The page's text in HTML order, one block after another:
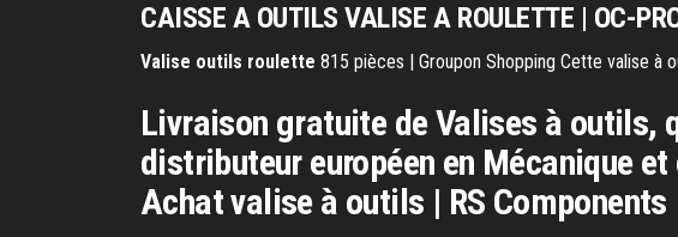
CAISSE A OUTILS VALISE A ROULETTE | OC-
Valise outils roulette 815 pièces | Groupon Shopping Cette valise
Livraison gratuite de Valises à outils,
distributeur européen en Mécanique
Achat valise à outils | RS Components